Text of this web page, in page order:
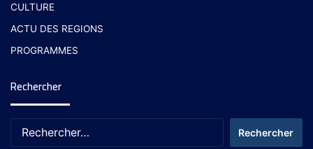
CULTURE
ACTU DES REGIONS
PROGRAMMES
Rechercher